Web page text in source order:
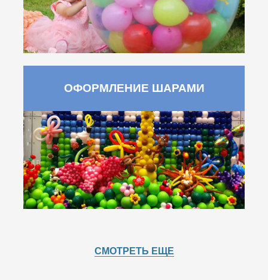
ОФОРМЛЕНИЕ ШАРАМИ
СМОТРЕТЬ ЕЩЕ